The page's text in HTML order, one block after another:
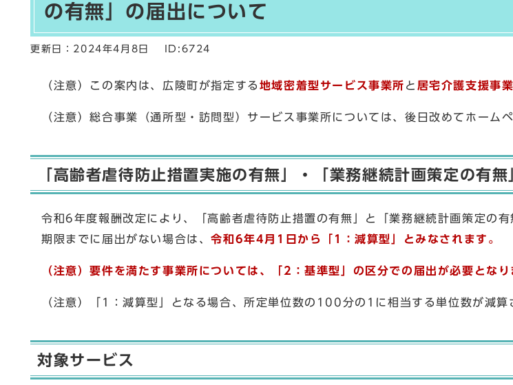
の有無」の届出について
更新日： 2024年4月8日 ID:6724
（注意）この案内は、広陵町が指定する 地域密着型サービス事業所 と 居宅介護支援事
（注意）総合事業（通所型・訪問型）サービス事業所については、後日改めてホーム
「高齢者虐待防止措置実施の有無」・「業務継続計画策定の有無
令和6年度報酬改定により、「高齢者虐待防止措置の有無」と「業務継続計画策定の
期限までに届出がない場合は、令和6年4月1日から「1：減算型」とみなされます。
（注意）要件を満たす事業所については、「2：基準型」の区分での届出が必要となり
（注意）「1：減算型」となる場合、所定単位数の100分の1に相当する単位数が減算
対象サービス